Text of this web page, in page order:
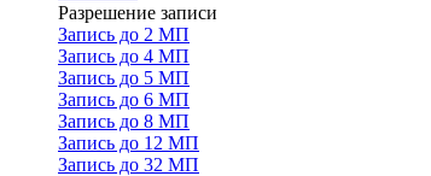
Разрешение записи
Запись до 2 МП
Запись до 4 МП
Запись до 5 МП
Запись до 6 МП
Запись до 8 МП
Запись до 12 МП
Запись до 32 МП